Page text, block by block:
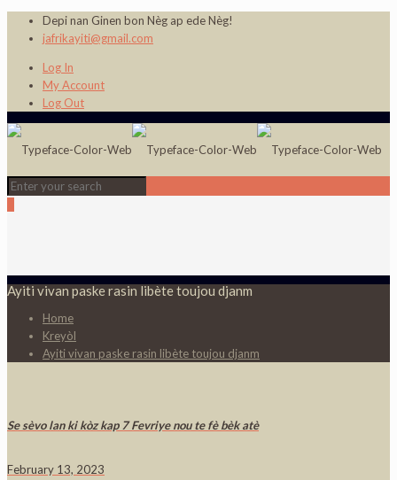
Depi nan Ginen bon Nèg ap ede Nèg!
jafrikayiti@gmail.com
Log In
My Account
Log Out
Ayiti vivan paske rasin libète toujou djanm
Home
Kreyòl
Ayiti vivan paske rasin libète toujou djanm
Se sèvo lan ki kòz kap 7 Fevriye nou te fè bèk atè
February 13, 2023